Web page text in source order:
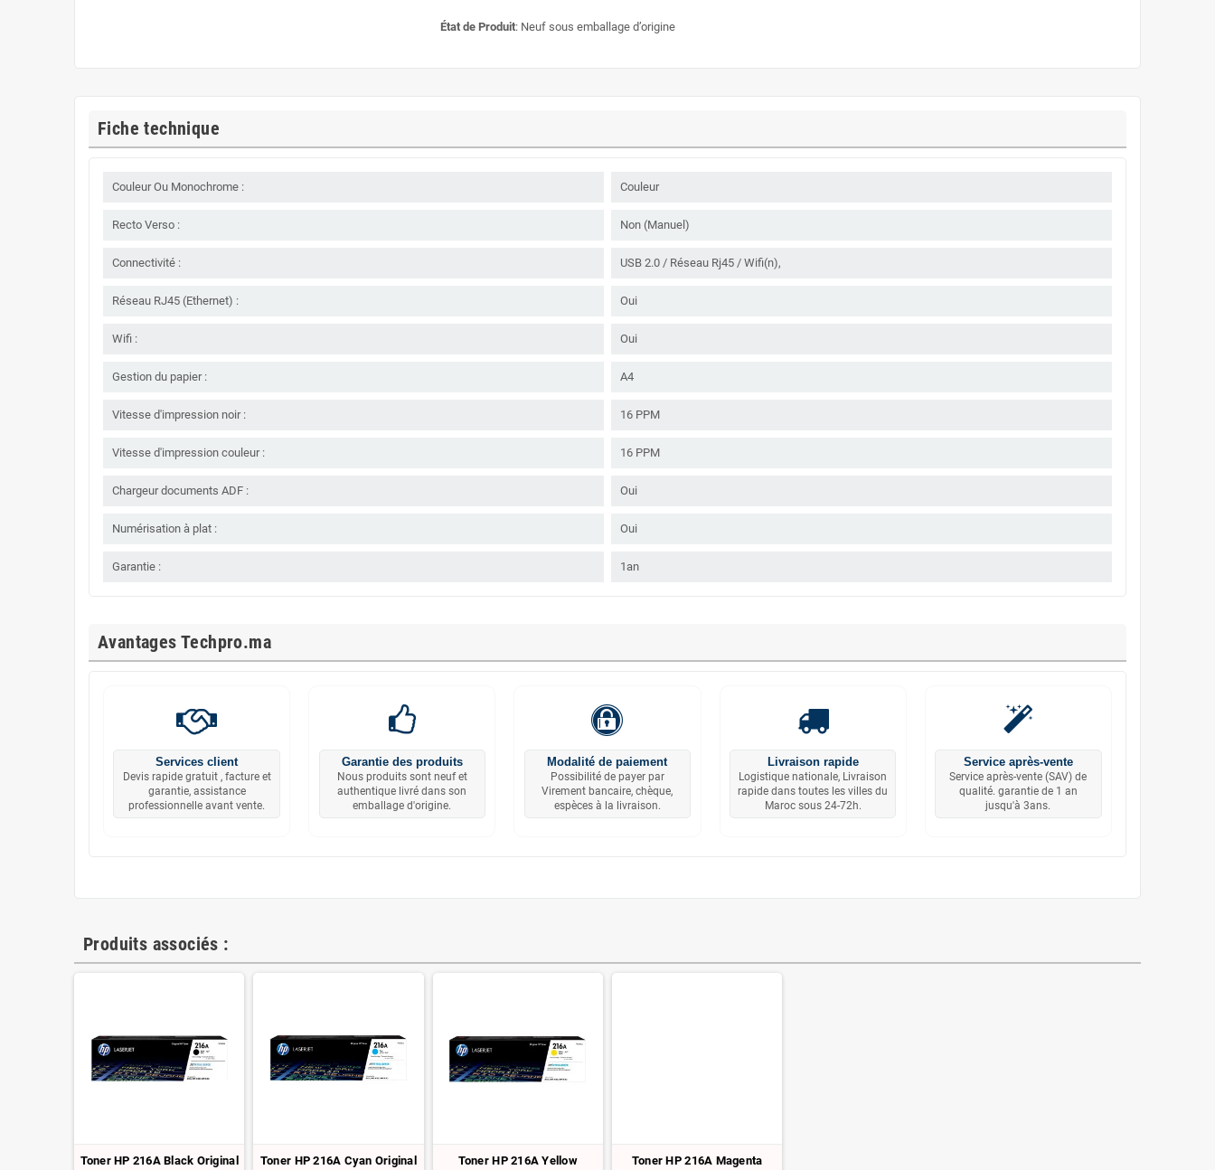
État de Produit: Neuf sous emballage d’origine
Fiche technique
Couleur Ou Monochrome : Couleur
Recto Verso : Non (Manuel)
Connectivité : USB 2.0 / Réseau Rj45 / Wifi(n),
Réseau RJ45 (Ethernet) : Oui
Wifi : Oui
Gestion du papier : A4
Vitesse d'impression noir : 16 PPM
Vitesse d'impression couleur : 16 PPM
Chargeur documents ADF : Oui
Numérisation à plat : Oui
Garantie : 1an
Avantages Techpro.ma
Services client
Devis rapide gratuit , facture et
garantie, assistance
professionnelle avant vente.
Garantie des produits
Nous produits sont neuf et
authentique livré dans son
emballage d'origine.
Modalité de paiement
Possibilité de payer par
Virement bancaire, chèque,
espèces à la livraison.
Livraison rapide
Logistique nationale, Livraison
rapide dans toutes les villes du
Maroc sous 24-72h.
Service après-vente
Service après-vente (SAV) de
qualité. garantie de 1 an
jusqu'à 3ans.
Produits associés :
Toner HP 216A Black Original
Toner HP 216A Cyan Original
Toner HP 216A Yellow
Toner HP 216A Magenta